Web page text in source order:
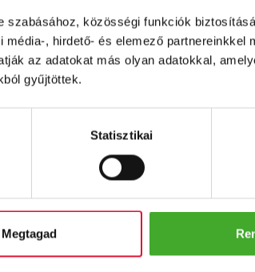
közösségi funkciók
, hirdető- és elemező partnereinkkel
az adatokat más olyan adatokkal,
gyűjtöttek.
Statisztikai
Megtagad